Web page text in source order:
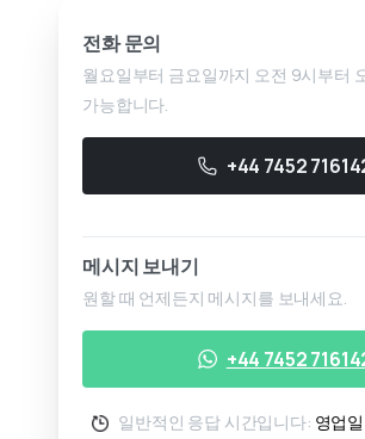
전화 문의
월요일부터 금요일까지 오전 9시부터
가능합니다.
+44 7452
메시지 보내기
원할 때 언제든지 메시지를 보내세요.
+44 7452
일반적인 응답 시간입니다: 영업